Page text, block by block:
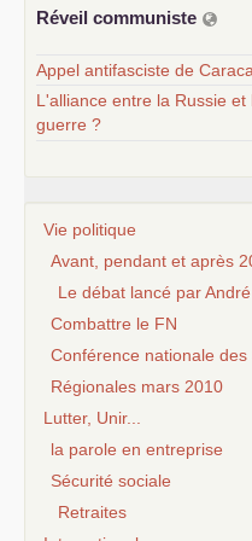
Réveil communiste
Appel antifasciste de
L'alliance entre la Russie
guerre ?
Vie politique
Avant, pendant et après
Le débat lancé par
Combattre le FN
Conférence nationale des
Régionales mars 2010
Lutter, Unir...
la parole en entreprise
Sécurité sociale
Retraites